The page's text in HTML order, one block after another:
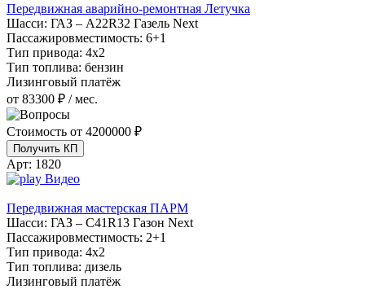
Передвижная аварийно-ремонтная Летучка
Шасси: ГАЗ – A22R32 Газель Next
Пассажировместимость: 6+1
Тип привода: 4х2
Тип топлива: бензин
Лизинговый платёж
от 83300 ₽ / мес.
Стоимость от 4200000 ₽
Получить КП
Арт: 1820
Видео
Передвижная мастерская ПАРМ
Шасси: ГАЗ – С41R13 Газон Next
Пассажировместимость: 2+1
Тип привода: 4х2
Тип топлива: дизель
Лизинговый платёж